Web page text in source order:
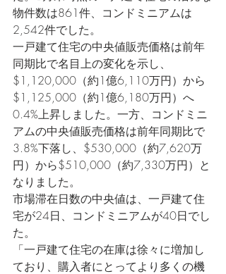
物件数は861件、コンドミニアムは
2,542件でした。
一戸建て住宅の中央値販売価格は前年
同期比で名目上の変化を示し、
$1,120,000（約1億6,110万円）から
$1,125,000（約1億6,180万円）へ
0.4%上昇しました。一方、コンドミニ
アムの中央値販売価格は前年同期比で
3.8%下落し、$530,000（約7,620万
円）から$510,000（約7,330万円）と
なりました。
市場滞在日数の中央値は、一戸建て住
宅が24日、コンドミニアムが40日でし
た。
「一戸建て住宅の在庫は徐々に増加し
ており、購入者にとってより多くの機